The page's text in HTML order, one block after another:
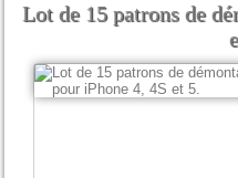
Lot de 15 patrons de